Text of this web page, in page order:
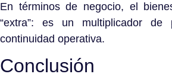
En términos de negocio, el
“extra”: es un multiplicador de
continuidad operativa.
Conclusión